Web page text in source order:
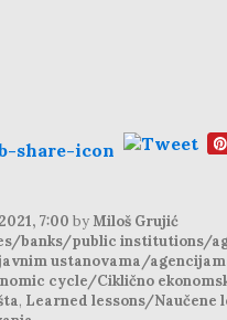
7:00 by Miloš Grujić
banks/public institutions/
ustanovama/
cycle/Ciklično
, Learned lessons/Naučene